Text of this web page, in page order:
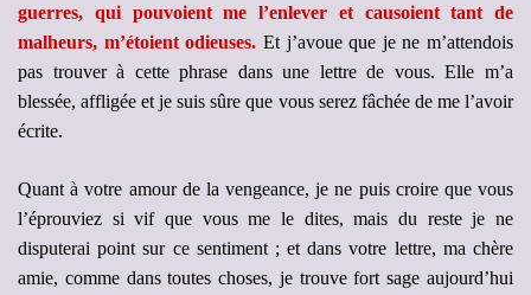
guerres, qui pouvoient me l’enlever et causoient tant de
malheurs, m’étoient odieuses. Et j’avoue que je ne m’attendois
pas trouver à cette phrase dans une lettre de vous. Elle m’a
blessée, affligée et je suis sûre que vous serez fâchée de me l’avoir
écrite.
Quant à votre amour de la vengeance, je ne puis croire que vous
l’éprouviez si vif que vous me le dites, mais du reste je ne
disputerai point sur ce sentiment ; et dans votre lettre, ma chère
amie, comme dans toutes choses, je trouve fort sage aujourd’hui